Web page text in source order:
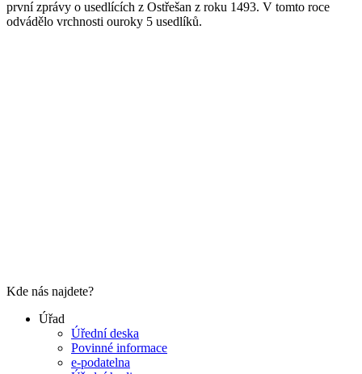
první zprávy o usedlících z Ostřešan z roku 1493. V tomto roce
odvádělo vrchnosti ouroky 5 usedlíků.
Kde nás najdete?
Úřad
Úřední deska
Povinné informace
e-podatelna